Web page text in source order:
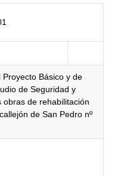
Proyecto Básico y de
de Seguridad y
obras de rehabilitación
de San Pedro nº